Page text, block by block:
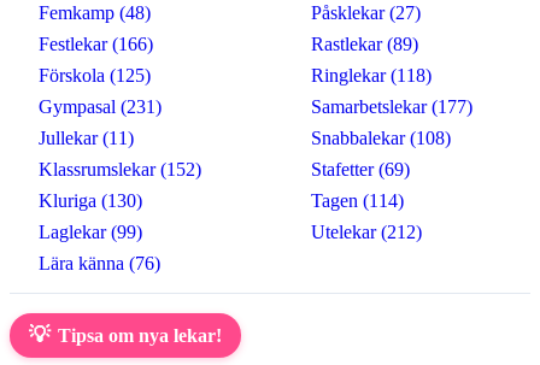
Femkamp (48)
Festlekar (166)
Förskola (125)
Gympasal (231)
Jullekar (11)
Klassrumslekar (152)
Kluriga (130)
Laglekar (99)
Lära känna (76)
Påsklekar (27)
Rastlekar (89)
Ringlekar (118)
Samarbetslekar (177)
Snabbalekar (108)
Stafetter (69)
Tagen (114)
Utelekar (212)
💡 Tipsa om nya lekar!